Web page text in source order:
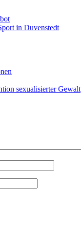
in Duvenstedt
sexualisierter Gewalt